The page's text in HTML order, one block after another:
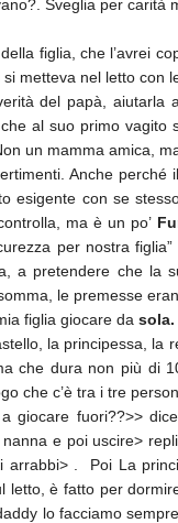
Sveglia per carità
figlia, che l’avrei
metteva nel letto con
del papà,
al suo primo vagito
un mamma amica,
Anche
esigente con se
ma è un po’
per nostra
a pretendere che la
le premesse
figlia giocare da sola.
la principessa,
che dura non più di
che c’è tra i tre
giocare fuori??>>
e poi uscire>
arrabbi> . Poi La
letto, è fatto per
lo facciamo